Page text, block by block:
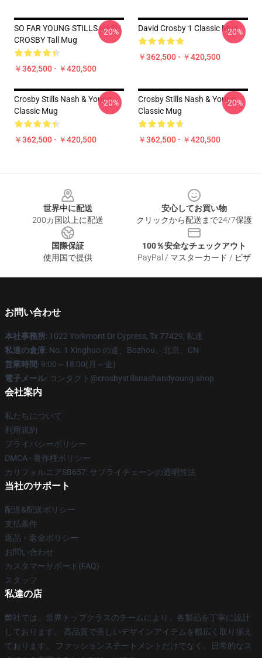
SO FAR YOUNG STILLS NASH
CROSBY Tall Mug
￥362,500 - ￥420,500
-20% David Crosby 1 Classic Mug
￥362,500 - ￥420,500
-20%
Crosby Stills Nash & Young
Classic Mug
￥362,500 - ￥420,500
-20%
Crosby Stills Nash & Young
Classic Mug
￥362,500 - ￥420,500
-20%
世界中に配送
200カ国以上に配送
安心してお買い物
クリックから配送まで24/7保護
国際保証
使用国で提供
100％安全なチェックアウト
PayPal / マスターカード / ビザ
お問い合わせ
本社事務所: 1022 Yorkmont Dr Cypress, Tx 77429, 私達
私達の倉庫: No. 1 Xinghuo の道、Bozhou、北京、CN
営業時間: 9:00～18:00(月～金)
電子メール: コンタクト@crosbystillsnashandyoung.shop
会社案内
私たちについて
利用規約
プライバシーポリシー
DMCA - 著作権ポリシー
カリフォルニアSB657: サプライチェーンの透明性法
当社のサポート
配送&配送ポリシー
支払条件
返品・返金ポリシー
お問い合わせ
カスタマーサポート(FAQ)
スタッフ
私達の店
弊社では、世界トップクラスのチームにより、各製品を丁寧に設計
しております。 高品質で美しいデザインアイテムを幅広く取り揃え
ております。 ファッションステートメントだけでなく、日常的なス